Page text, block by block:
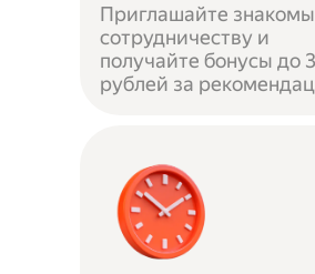
Приглашайте
сотрудничеству и
получайте бонусы до
рублей за